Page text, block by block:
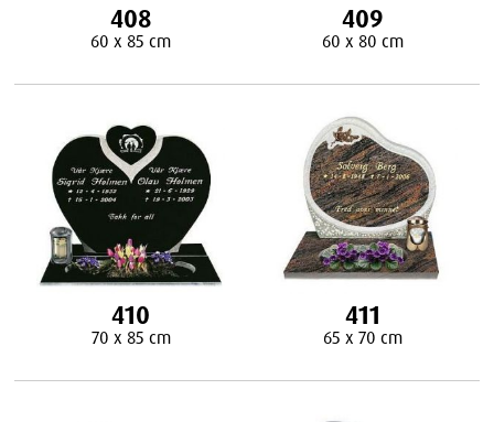
408
60 x 85 cm
409
60 x 80 cm
410
70 x 85 cm
411
65 x 70 cm